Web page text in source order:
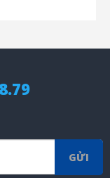
GỬI